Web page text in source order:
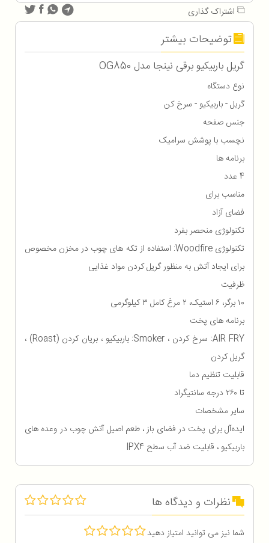
اشتراک گذاری
توضیحات بیشتر
گریل باربیکیو برقی نینجا مدل OG850
نوع دستگاه
گریل - باربیکیو - سرخ کن
جنس صفحه
نچسب با پوشش سرامیک
برنامه ها
4 عدد
مناسب برای
فضای آزاد
تکنولوژی منحصر بفرد
تکنولوژی Woodfire: استفاده از تکه های چوب در مخزن مخصوص
برای ایجاد آتش به منظور گریل کردن مواد غذایی
ظرفیت
۱۰ برگر، ۶ استیک، ۲ مرغ کامل ۳ کیلوگرمی
برنامه های پخت
AIR FRY: سرخ کردن ، Smoker: باربیکیو ، بریان کردن (Roast) ،
گریل کردن
قابلیت تنظیم دما
تا ۲۶۰ درجه سانتیگراد
سایر مشخصات
ایده‌آل برای پخت در فضای باز ، طعم اصیل آتش چوب در وعده های
باربیکیو ، قابلیت ضد آب سطح IPX4
نظرات و دیدگاه ها
شما نیز می توانید امتیاز دهید